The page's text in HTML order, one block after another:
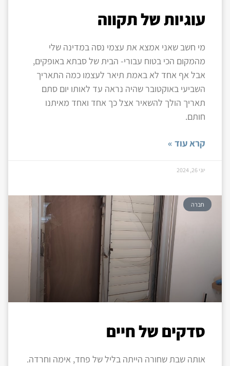
עוגיות של תקווה
מי חשב שאני אמצא את עצמי נסה במדינה שלי
מהמקום הכי בטוח עבורי- הבית של סבתא באופקים,
אבל אף אחד לא באמת תיאר לעצמו כמה התאריך
השביעי באוקטובר שהיה נראה עד לאותו יום סתם
תאריך הולך להשאיר אצל כך אחד ואחד מאיתנו
חותם.
קרא עוד »
יוני 26, 2024
חברה
סדקים של חיים
אותה שבת שחורה הייתה בליל של פחד, אימה וחרדה.